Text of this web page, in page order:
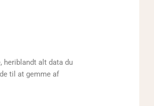
heriblandt alt data du
til at gemme af